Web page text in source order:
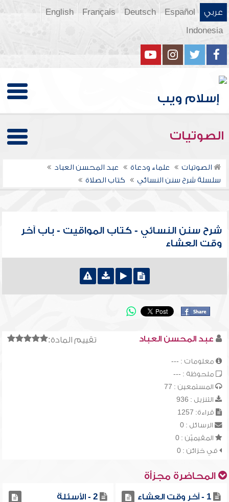
عربي Español
Deutsch
Français
English
Indonesia
الصوتيات
الصوتيات علماء ودعاة
عبد المحسن العباد
سلسلة شرح سنن النسائي
كتاب الصلاة
شرح سنن النسائي - كتاب المواقيت - باب آخر
وقت العشاء
تقييم المادة: عبد المحسن العباد
معلومات : ---
ملحوظة : ---
المستمعين : 77
التنزيل : 936
قراءة: 1257
الرسائل : 0
المقيميّن : 0
في خزائن : 0
المحاضرة مجزأة
1 - آخر وقت العشاء 2 - الأسئلة